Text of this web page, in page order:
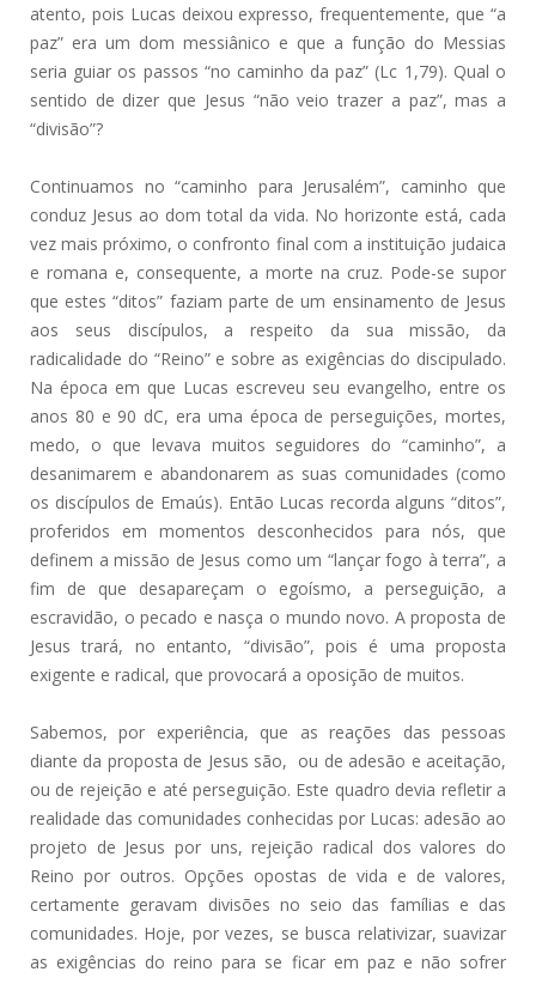
atento, pois Lucas deixou expresso, frequentemente, que “a
paz” era um dom messiânico e que a função do Messias
seria guiar os passos “no caminho da paz” (Lc 1,79). Qual o
sentido de dizer que Jesus “não veio trazer a paz”, mas a
“divisão”?
Continuamos no “caminho para Jerusalém”, caminho que
conduz Jesus ao dom total da vida. No horizonte está, cada
vez mais próximo, o confronto final com a instituição judaica
e romana e, consequente, a morte na cruz. Pode-se supor
que estes “ditos” faziam parte de um ensinamento de Jesus
aos seus discípulos, a respeito da sua missão, da
radicalidade do “Reino” e sobre as exigências do discipulado.
Na época em que Lucas escreveu seu evangelho, entre os
anos 80 e 90 dC, era uma época de perseguições, mortes,
medo, o que levava muitos seguidores do “caminho”, a
desanimarem e abandonarem as suas comunidades (como
os discípulos de Emaús). Então Lucas recorda alguns “ditos”,
proferidos em momentos desconhecidos para nós, que
definem a missão de Jesus como um “lançar fogo à terra”, a
fim de que desapareçam o egoísmo, a perseguição, a
escravidão, o pecado e nasça o mundo novo. A proposta de
Jesus trará, no entanto, “divisão”, pois é uma proposta
exigente e radical, que provocará a oposição de muitos.
Sabemos, por experiência, que as reações das pessoas
diante da proposta de Jesus são, ou de adesão e aceitação,
ou de rejeição e até perseguição. Este quadro devia refletir a
realidade das comunidades conhecidas por Lucas: adesão ao
projeto de Jesus por uns, rejeição radical dos valores do
Reino por outros. Opções opostas de vida e de valores,
certamente geravam divisões no seio das famílias e das
comunidades. Hoje, por vezes, se busca relativizar, suavizar
as exigências do reino para se ficar em paz e não sofrer